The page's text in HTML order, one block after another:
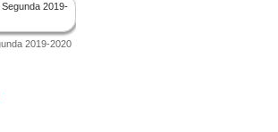
2019-2020